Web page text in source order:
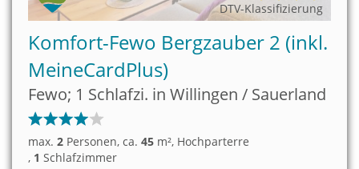
DTV-Klassifizierung
Komfort-Fewo Bergzauber 2 (inkl.
MeineCardPlus)
Fewo; 1 Schlafzi. in Willingen / Sauerland
max. 2 Personen, ca. 45 m², Hochparterre
, 1 Schlafzimmer